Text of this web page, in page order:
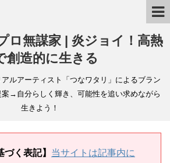
ロ無謀家 | 炎ジョイ！高熱
創造的に生きる
ルアーティスト「つなワタリ」によるブラン
→自分らしく輝き、可能性を追い求めながら
生きよう！
づく表記】 当サイトは記事内に